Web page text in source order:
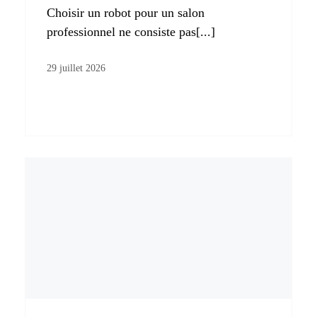
Choisir un robot pour un salon
professionnel ne consiste pas[...]
29 juillet 2026